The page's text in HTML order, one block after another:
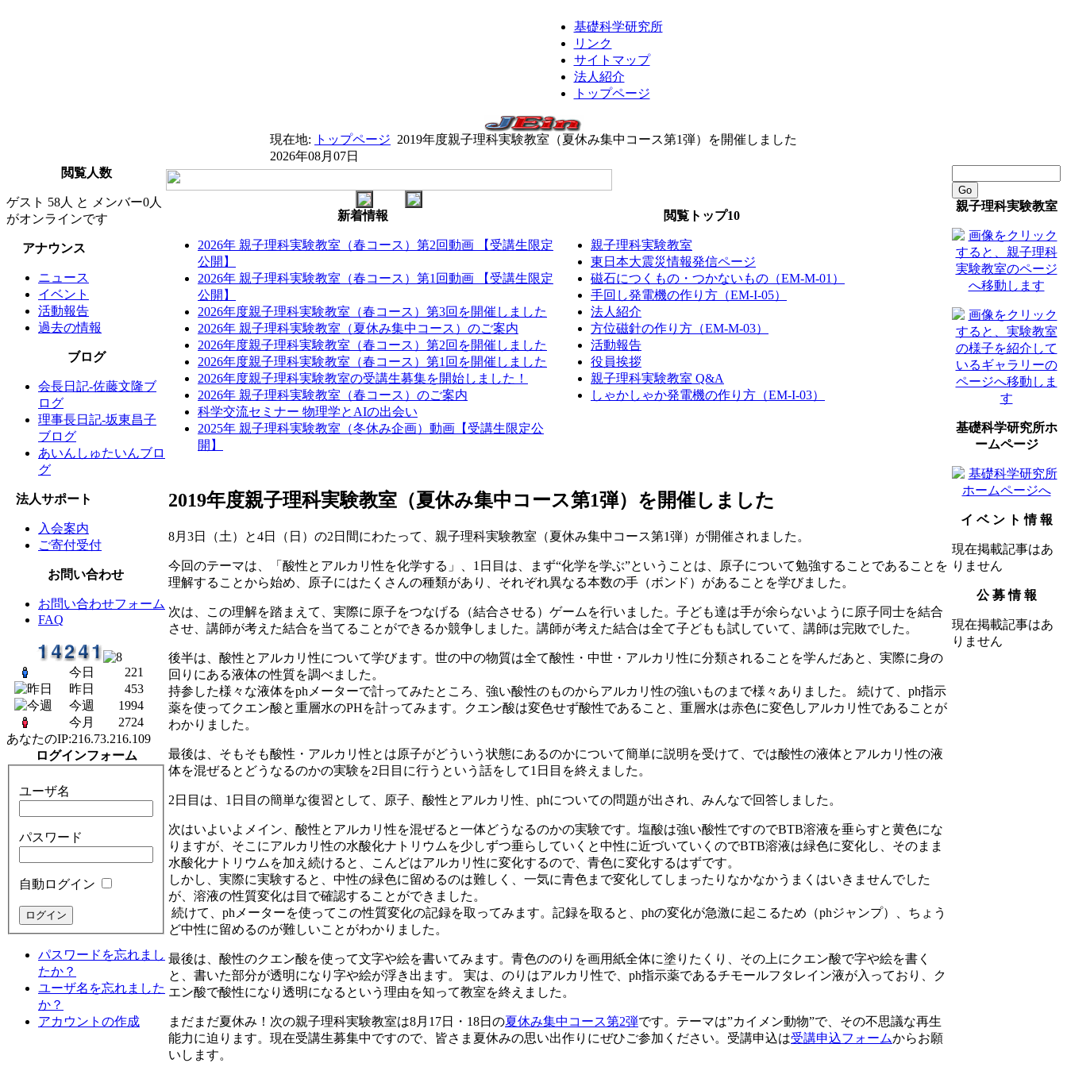
基礎科学研究所
リンク
サイトマップ
法人紹介
トップページ
現在地: トップページ 2019年度親子理科実験教室（夏休み集中コース第1弾）を開催しました
2026年08月07日
閲覧人数
ゲスト 58人 と メンバー0人
がオンラインです
アナウンス
ニュース
イベント
活動報告
過去の情報
ブログ
会長日記-佐藤文隆ブ
ログ
理事長日記-坂東昌子
ブログ
あいんしゅたいんブロ
グ
法人サポート
入会案内
ご寄付受付
お問い合わせ
お問い合わせフォーム
FAQ
今日
221
昨日
453
今週
1994
今月
2724
あなたのIP:216.73.216.109
ログインフォーム
ユーザ名
パスワード
自動ログイン
パスワードを忘れまし
たか？
ユーザ名を忘れました
か？
アカウントの作成
新着情報
2026年 親子理科実験教室（春コース）第2回動画 【受講生限定
公開】
2026年 親子理科実験教室（春コース）第1回動画 【受講生限定
公開】
2026年度親子理科実験教室（春コース）第3回を開催しました
2026年 親子理科実験教室（夏休み集中コース）のご案内
2026年度親子理科実験教室（春コース）第2回を開催しました
2026年度親子理科実験教室（春コース）第1回を開催しました
2026年度親子理科実験教室の受講生募集を開始しました！
2026年 親子理科実験教室（春コース）のご案内
科学交流セミナー 物理学とAIの出会い
2025年 親子理科実験教室（冬休み企画）動画【受講生限定公
開】
閲覧トップ10
親子理科実験教室
東日本大震災情報発信ページ
磁石につくもの・つかないもの（EM-M-01）
手回し発電機の作り方（EM-I-05）
法人紹介
方位磁針の作り方（EM-M-03）
活動報告
役員挨拶
親子理科実験教室 Q&A
しゃかしゃか発電機の作り方（EM-I-03）
2019年度親子理科実験教室（夏休み集中コース第1弾）を開催しました
8月3日（土）と4日（日）の2日間にわたって、親子理科実験教室（夏休み集中コース第1弾）が開催されました。
今回のテーマは、「酸性とアルカリ性を化学する」、1日目は、まず“化学を学ぶ”ということは、原子について勉強することであることを
理解することから始め、原子にはたくさんの種類があり、それぞれ異なる本数の手（ボンド）があることを学びました。
次は、この理解を踏まえて、実際に原子をつなげる（結合させる）ゲームを行いました。子ども達は手が余らないように原子同士を結合
させ、講師が考えた結合を当てることができるか競争しました。講師が考えた結合は全て子どもも試していて、講師は完敗でした。
後半は、酸性とアルカリ性について学びます。世の中の物質は全て酸性・中世・アルカリ性に分類されることを学んだあと、実際に身の
回りにある液体の性質を調べました。
持参した様々な液体をphメーターで計ってみたところ、強い酸性のものからアルカリ性の強いものまで様々ありました。 続けて、ph指示
薬を使ってクエン酸と重層水のPHを計ってみます。クエン酸は変色せず酸性であること、重層水は赤色に変色しアルカリ性であることが
わかりました。
最後は、そもそも酸性・アルカリ性とは原子がどういう状態にあるのかについて簡単に説明を受けて、では酸性の液体とアルカリ性の液
体を混ぜるとどうなるのかの実験を2日目に行うという話をして1日目を終えました。
2日目は、1日目の簡単な復習として、原子、酸性とアルカリ性、phについての問題が出され、みんなで回答しました。
次はいよいよメイン、酸性とアルカリ性を混ぜると一体どうなるのかの実験です。塩酸は強い酸性ですのでBTB溶液を垂らすと黄色にな
りますが、そこにアルカリ性の水酸化ナトリウムを少しずつ垂らしていくと中性に近づいていくのでBTB溶液は緑色に変化し、そのまま
水酸化ナトリウムを加え続けると、こんどはアルカリ性に変化するので、青色に変化するはずです。
しかし、実際に実験すると、中性の緑色に留めるのは難しく、一気に青色まで変化してしまったりなかなかうまくはいきませんでした
が、溶液の性質変化は目で確認することができました。
続けて、phメーターを使ってこの性質変化の記録を取ってみます。記録を取ると、phの変化が急激に起こるため（phジャンプ）、ちょう
ど中性に留めるのが難しいことがわかりました。
最後は、酸性のクエン酸を使って文字や絵を書いてみます。青色ののりを画用紙全体に塗りたくり、その上にクエン酸で字や絵を書く
と、書いた部分が透明になり字や絵が浮き出ます。 実は、のりはアルカリ性で、ph指示薬であるチモールフタレイン液が入っており、ク
エン酸で酸性になり透明になるという理由を知って教室を終えました。
まだまだ夏休み！次の親子理科実験教室は8月17日・18日の夏休み集中コース第2弾です。テーマは”カイメン動物”で、その不思議な再生
能力に迫ります。現在受講生募集中ですので、皆さま夏休みの思い出作りにぜひご参加ください。受講申込は受講申込フォームからお願
いします。
Go
親子理科実験教室
基礎科学研究所ホ
ームページ
イ ベ ン ト 情 報
現在掲載記事はあ
りません
公 募 情 報
現在掲載記事はあ
りません